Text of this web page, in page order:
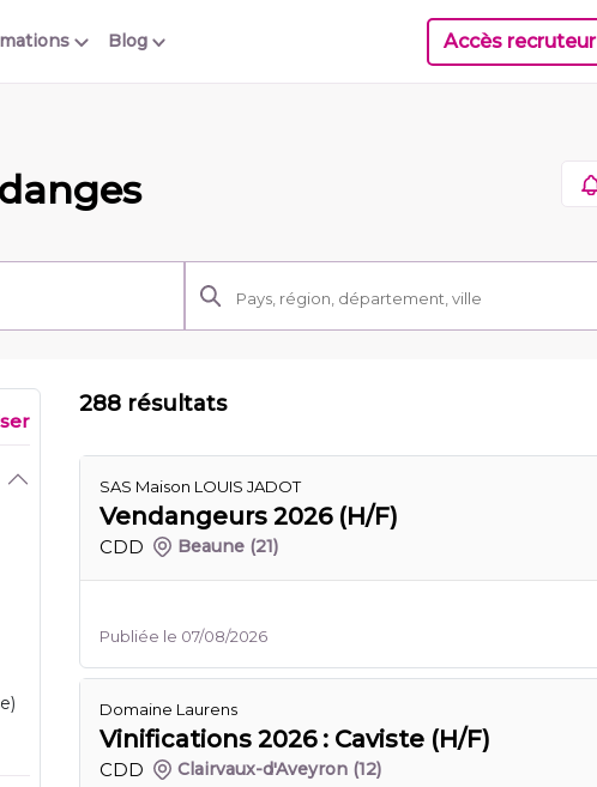
Blog Accès recruteur
288 résultats
SAS Maison LOUIS JADOT
Vendangeurs 2026 (H/F)
CDD Beaune (21)
Publiée le 07/08/2026
Domaine Laurens
Vinifications 2026 : Caviste (H/F)
CDD Clairvaux-d'Aveyron (12)